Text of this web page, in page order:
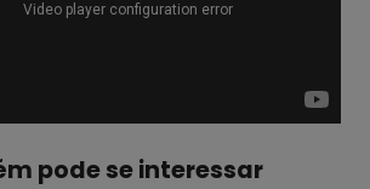
pode se interessar